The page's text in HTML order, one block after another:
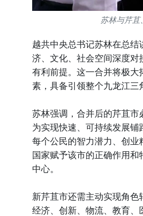
苏林与芹
越共中央总书记苏林在总
济、文化、社会空间深度
有利前提。这一合并将极大
素，具备引领整个九龙江三
苏林强调，合并后的芹苴市
为实现快速、可持续发展
每个公民的智力潜力、创
国家赋予该市的正确作用
中心。
新芹苴市还需主动实现角色
经济、创新、物流、教育